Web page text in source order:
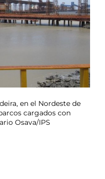
en el Nordeste de
cargados con
Osava/IPS